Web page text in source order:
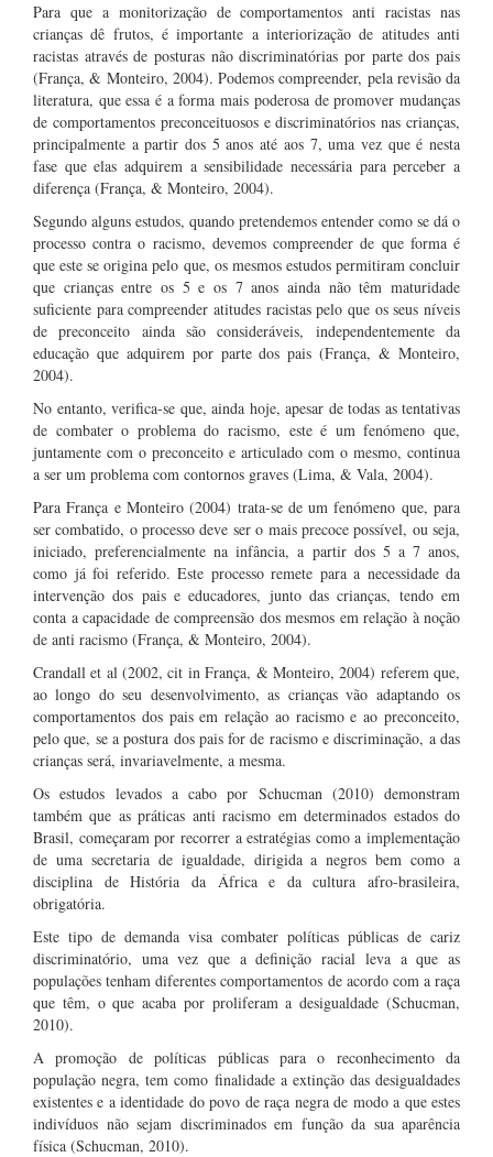
Para que a monitorização de comportamentos anti racistas nas
crianças dê frutos, é importante a interiorização de atitudes anti
racistas através de posturas não discriminatórias por parte dos pais
(França, & Monteiro, 2004). Podemos compreender, pela revisão da
literatura, que essa é a forma mais poderosa de promover mudanças
de comportamentos preconceituosos e discriminatórios nas crianças,
principalmente a partir dos 5 anos até aos 7, uma vez que é nesta
fase que elas adquirem a sensibilidade necessária para perceber a
diferença (França, & Monteiro, 2004).
Segundo alguns estudos, quando pretendemos entender como se dá o
processo contra o racismo, devemos compreender de que forma é
que este se origina pelo que, os mesmos estudos permitiram concluir
que crianças entre os 5 e os 7 anos ainda não têm maturidade
suficiente para compreender atitudes racistas pelo que os seus níveis
de preconceito ainda são consideráveis, independentemente da
educação que adquirem por parte dos pais (França, & Monteiro,
2004).
No entanto, verifica-se que, ainda hoje, apesar de todas as tentativas
de combater o problema do racismo, este é um fenómeno que,
juntamente com o preconceito e articulado com o mesmo, continua
a ser um problema com contornos graves (Lima, & Vala, 2004).
Para França e Monteiro (2004) trata-se de um fenómeno que, para
ser combatido, o processo deve ser o mais precoce possível, ou seja,
iniciado, preferencialmente na infância, a partir dos 5 a 7 anos,
como já foi referido. Este processo remete para a necessidade da
intervenção dos pais e educadores, junto das crianças, tendo em
conta a capacidade de compreensão dos mesmos em relação à noção
de anti racismo (França, & Monteiro, 2004).
Crandall et al (2002, cit in França, & Monteiro, 2004) referem que,
ao longo do seu desenvolvimento, as crianças vão adaptando os
comportamentos dos pais em relação ao racismo e ao preconceito,
pelo que, se a postura dos pais for de racismo e discriminação, a das
crianças será, invariavelmente, a mesma.
Os estudos levados a cabo por Schucman (2010) demonstram
também que as práticas anti racismo em determinados estados do
Brasil, começaram por recorrer a estratégias como a implementação
de uma secretaria de igualdade, dirigida a negros bem como a
disciplina de História da África e da cultura afro-brasileira,
obrigatória.
Este tipo de demanda visa combater políticas públicas de cariz
discriminatório, uma vez que a definição racial leva a que as
populações tenham diferentes comportamentos de acordo com a raça
que têm, o que acaba por proliferam a desigualdade (Schucman,
2010).
A promoção de políticas públicas para o reconhecimento da
população negra, tem como finalidade a extinção das desigualdades
existentes e a identidade do povo de raça negra de modo a que estes
indivíduos não sejam discriminados em função da sua aparência
física (Schucman, 2010).